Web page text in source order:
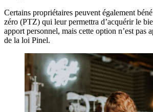
Certains propriétaires peuvent également
zéro (PTZ) qui leur permettra d’acquérir le
apport personnel, mais cette option n’est pas
de la loi Pinel.